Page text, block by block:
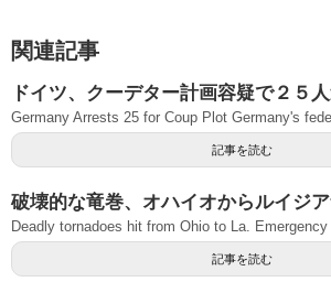
関連記事
ドイツ、クーデター計画容疑で２５
Germany Arrests 25 for Coup Plot Germany's
記事を読む
破壊的な竜巻、オハイオからルイジ
Deadly tornadoes hit from Ohio to La.
記事を読む